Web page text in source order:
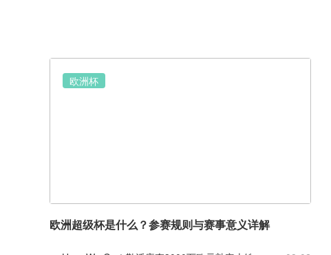
欧洲杯
欧洲超级杯是什么？参赛规则与赛事意义详解